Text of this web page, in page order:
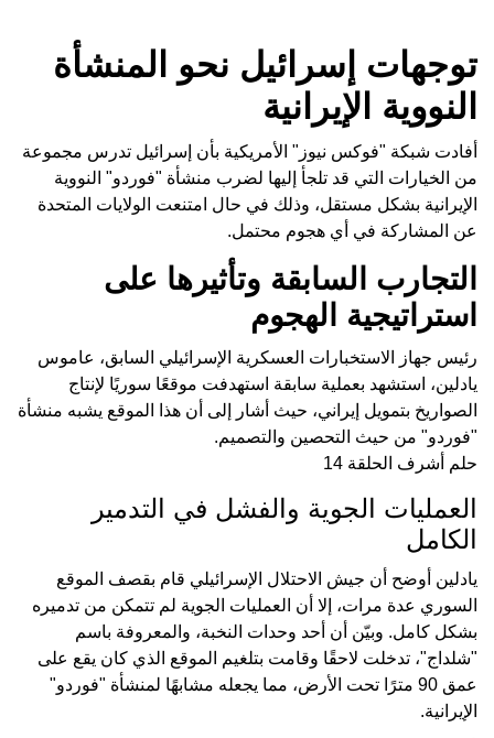
توجهات إسرائيل نحو المنشأة
النووية الإيرانية
أفادت شبكة "فوكس نيوز" الأمريكية بأن إسرائيل تدرس مجموعة
من الخيارات التي قد تلجأ إليها لضرب منشأة "فوردو" النووية
الإيرانية بشكل مستقل، وذلك في حال امتنعت الولايات المتحدة
عن المشاركة في أي هجوم محتمل.
التجارب السابقة وتأثيرها على
استراتيجية الهجوم
رئيس جهاز الاستخبارات العسكرية الإسرائيلي السابق، عاموس
يادلين، استشهد بعملية سابقة استهدفت موقعًا سوريًا لإنتاج
الصواريخ بتمويل إيراني، حيث أشار إلى أن هذا الموقع يشبه منشأة
"فوردو" من حيث التحصين والتصميم.
حلم أشرف الحلقة 14
العمليات الجوية والفشل في التدمير
الكامل
يادلين أوضح أن جيش الاحتلال الإسرائيلي قام بقصف الموقع
السوري عدة مرات، إلا أن العمليات الجوية لم تتمكن من تدميره
بشكل كامل. وبيّن أن أحد وحدات النخبة، والمعروفة باسم
"شلداج"، تدخلت لاحقًا وقامت بتلغيم الموقع الذي كان يقع على
عمق 90 مترًا تحت الأرض، مما يجعله مشابهًا لمنشأة "فوردو"
الإيرانية.